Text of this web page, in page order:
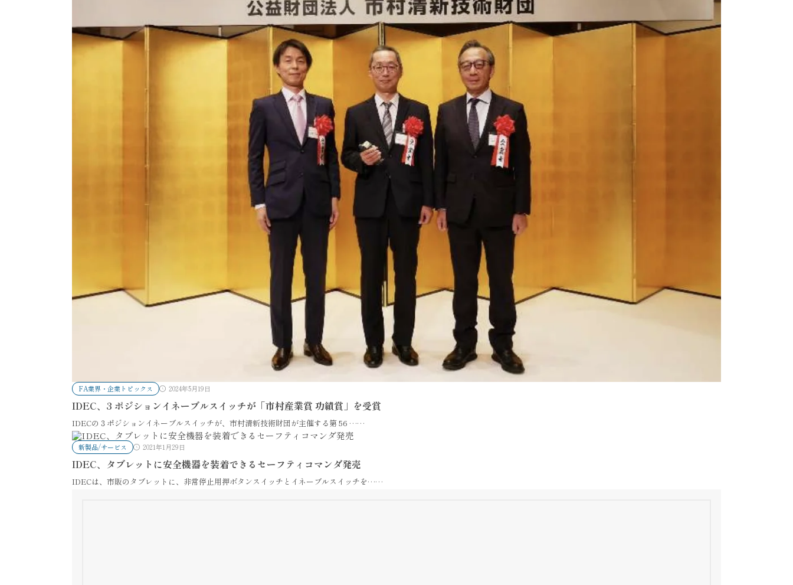
FA業界・企業トピックス 2024年5月19日
IDEC、3 ポジションイネーブルスイッチが「市村産業賞 功績賞」を受賞
IDECの３ポジションイネーブルスイッチが、市村清新技術財団が主催する第 56 ……
新製品/サービス 2021年1月29日
IDEC、タブレットに安全機器を装着できるセーフティコマンダ発売
IDECは、市販のタブレットに、非常停止用押ボタンスイッチとイネーブルスイッチを……